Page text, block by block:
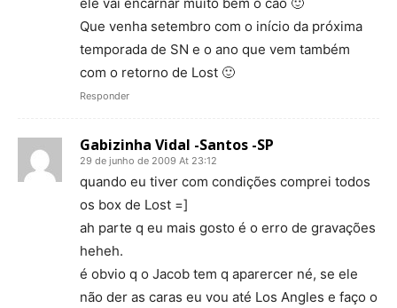
Que venha setembro com o início da próxima
temporada de SN e o ano que vem também
com o retorno de Lost 🙂
Responder
Gabizinha Vidal -Santos -SP
29 de junho de 2009 At 23:12
quando eu tiver com condições comprei todos
os box de Lost =]
ah parte q eu mais gosto é o erro de gravações
heheh.
é obvio q o Jacob tem q aparercer né, se ele
não der as caras eu vou até Los Angles e faço o